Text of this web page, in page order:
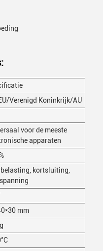
Verenigd Koninkrijk/AU
voor de meeste
apparaten
kortsluiting,
mm